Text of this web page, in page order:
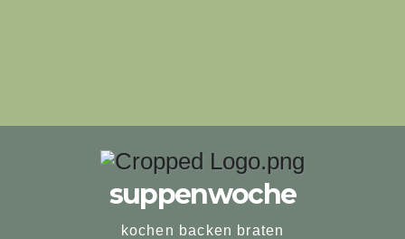
suppenwoche
kochen backen braten